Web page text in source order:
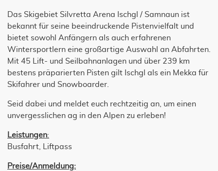
Das Skigebiet Silvretta Arena Ischgl / Samnaun ist
bekannt für seine beeindruckende Pistenvielfalt und
bietet sowohl Anfängern als auch erfahrenen
Wintersportlern eine großartige Auswahl an Abfahrten.
Mit 45 Lift- und Seilbahnanlagen und über 239 km
bestens präparierten Pisten gilt Ischgl als ein Mekka für
Skifahrer und Snowboarder.
Seid dabei und meldet euch rechtzeitig an, um einen
unvergesslichen ag in den Alpen zu erleben!
Leistungen:
Busfahrt, Liftpass
Preise/Anmeldung: